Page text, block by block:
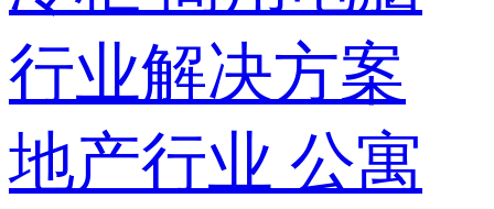
行业解决方案
地产行业 公寓